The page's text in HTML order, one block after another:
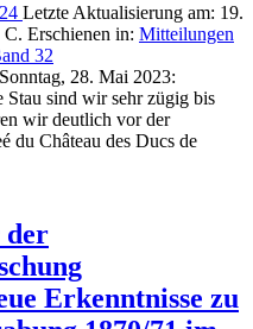
Letzte Aktualisierung am: 19.
C. Erschienen in: Mitteilungen
32
28. Mai 2023:
sind wir sehr zügig bis
wir deutlich vor der
du Château des Ducs de
der
Erkenntnisse zu